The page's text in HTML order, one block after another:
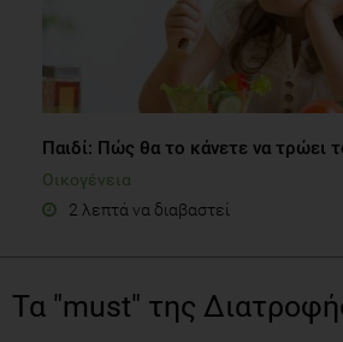
Παιδί: Πώς θα το κάνετε να τρώει
Οικογένεια
2 λεπτά να διαβαστεί
Τα "must" της